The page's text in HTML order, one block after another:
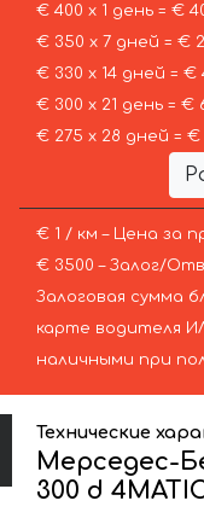
€ 400 х 1 день = €
€ 350 х 7 дней = €
€ 330 х 14 дней = €
€ 300 х 21 день = €
€ 275 х 28 дней = €
€ 1 / км – Цена за
€ 3500 – Залог/
Залоговая сумма
карте водителя
наличными при
Технические
Мерседес-
300 d